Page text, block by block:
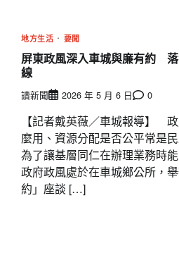
地方生活 要聞
屏東政風深入車城與廉有約
線
讀新聞 2026 年 5 月 6 日 0
【記者戴英薇／車城報導】
麼用、資源分配是否公平常是
為了讓基層同仁在辦理業務時
政府政風處於在車城鄉公所，
約」座談 […]